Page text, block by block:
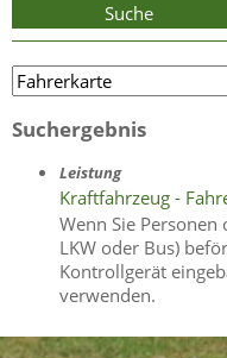
Suche
Suchergebnis
Leistung
Kraftfahrzeug -
Wenn Sie
LKW oder Bus)
Kontrollgerät
verwenden.